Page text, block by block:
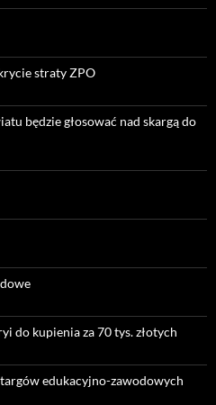
straty ZPO
będzie głosować nad skargą do
do kupienia za 70 tys. złotych
edukacyjno-zawodowych